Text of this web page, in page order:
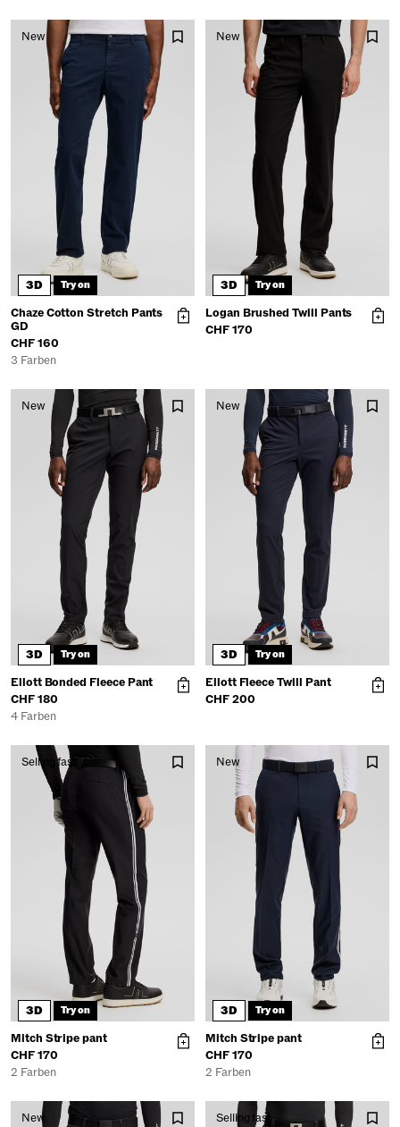
New
3D Try on
Chaze Cotton Stretch Pants
GD
CHF 160
3 Farben
New
3D Try on
Logan Brushed Twill Pants
CHF 170
New
3D Try on
Ellott Bonded Fleece Pant
CHF 180
4 Farben
New
3D Try on
Ellott Fleece Twill Pant
CHF 200
Selling fast
3D Try on
Mitch Stripe pant
CHF 170
2 Farben
New
3D Try on
Mitch Stripe pant
CHF 170
2 Farben
New Selling fast